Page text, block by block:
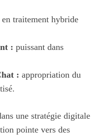
en traitement hybride
: puissant dans
: appropriation du
une stratégie digitale
pointe vers des